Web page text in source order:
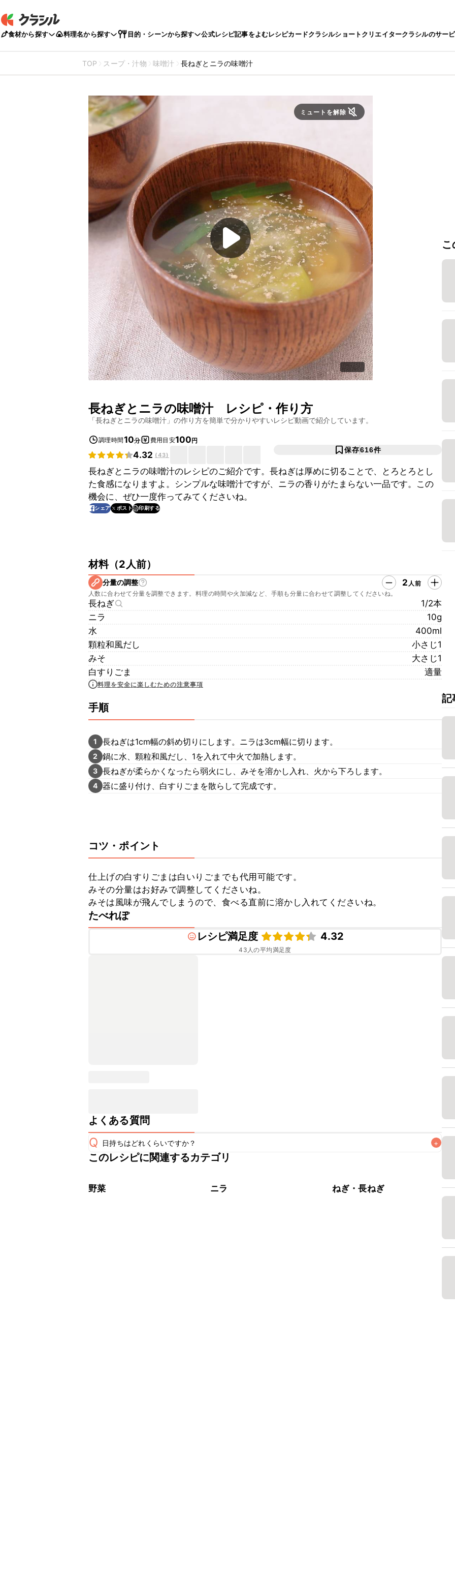
食材から探す 料理名から探す 目的・シーンから探す 公式レシピ記事をよむレシピカードクラシルショートクリエイタークラシルのサー
TOP スープ・汁物 味噌汁 長ねぎとニラの味噌汁
ミュートを解除
長ねぎとニラの味噌汁レシピ・作り方
「長ねぎとニラの味噌汁 」の作り方を簡単で分かりやすいレシピ動画で紹介しています。
調理時間10分 費用目安100円
4.32 (43)
保存616件
長ねぎとニラの味噌汁のレシピのご紹介です。長ねぎは厚めに切ることで、とろとろとし
た食感になりますよ。シンプルな味噌汁ですが、ニラの香りがたまらない一品です。この
機会に、ぜひ一度作ってみてくださいね。
シェア ポスト 印刷する
材料（2人前）
分量の調整 2 人前
人数に合わせて分量を調整できます。料理の時間や火加減など、手順も分量に合わせて調整してくださいね。
長ねぎ
1/2本
ニラ
10g
水
400ml
顆粒和風だし
小さじ1
みそ
大さじ1
白すりごま
適量
料理を安全に楽しむための注意事項
手順
1 長ねぎは1cm幅の斜め切りにします。ニラは3cm幅に切ります。
2 鍋に水、顆粒和風だし、1を入れて中火で加熱します。
3 長ねぎが柔らかくなったら弱火にし、みそを溶かし入れ、火から下ろします。
4 器に盛り付け、白すりごまを散らして完成です。
コツ・ポイント
仕上げの白すりごまは白いりごまでも代用可能です。
みその分量はお好みで調整してくださいね。
みそは風味が飛んでしまうので、食べる直前に溶かし入れてくださいね。
たべれぽ
レシピ満足度
4.32
43 人の平均満足度
よくある質問
Q 日持ちはどれくらいですか？ +
保存期間は冷蔵で翌日中が目安です。なるべくお早めにお召し上がりください。
※日持ちは目安です。
このレシピに関連するカテゴリ
野菜 ニラ ねぎ・長ねぎ
記